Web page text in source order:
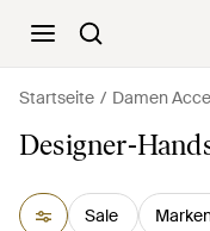
Startseite Damen
Designer-
Sale